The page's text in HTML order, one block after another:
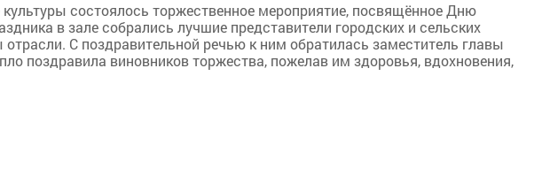
состоялось торжественное мероприятие, посвящённое Дню
в зале собрались лучшие представители городских и сельских
С поздравительной речью к ним обратилась заместитель главы
поздравила виновников торжества, пожелав им здоровья, вдохновения,